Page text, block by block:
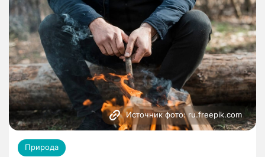
Источник фото: ru.freepik.com
Природа